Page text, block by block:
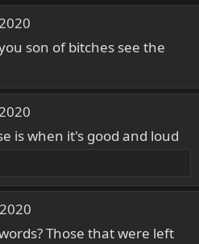
son of bitches see the
is when it's good and loud
Those that were left